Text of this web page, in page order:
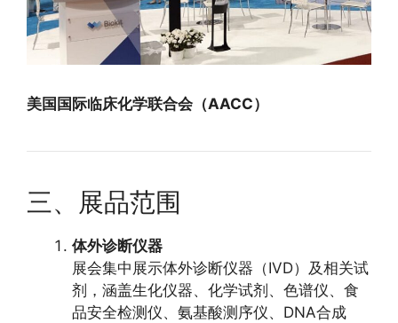
美国国际临床化学联合会（AACC）
三、展品范围
体外诊断仪器
展会集中展示体外诊断仪器（IVD）及相关试
剂，涵盖生化仪器、化学试剂、色谱仪、食
品安全检测仪、氨基酸测序仪、DNA合成